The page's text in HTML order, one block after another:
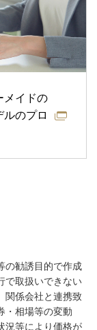
メイドの
のプロ
の勧誘目的で作成
で取扱いできない
関係会社と連携致
・相場等の変動
況等により価格が